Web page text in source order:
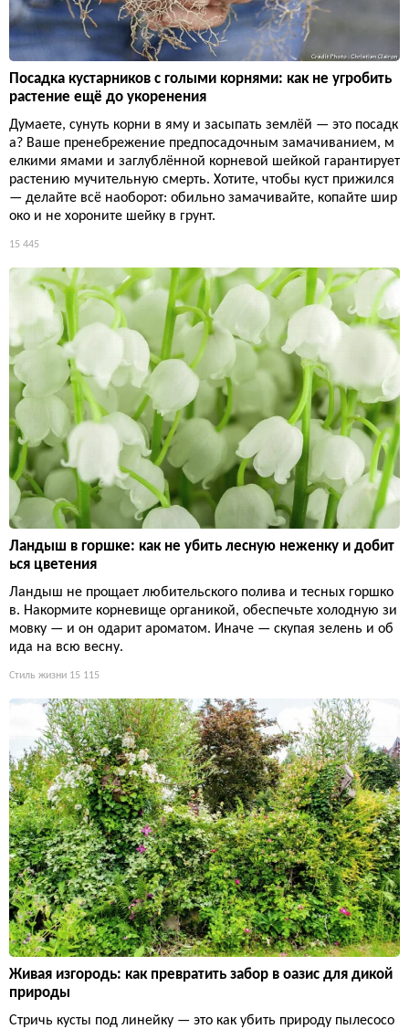
Посадка кустарников с голыми корнями: как не угробить
растение ещё до укоренения
Думаете, сунуть корни в яму и засыпать землёй — это посадк
а? Ваше пренебрежение предпосадочным замачиванием, м
елкими ямами и заглублённой корневой шейкой гарантирует
растению мучительную смерть. Хотите, чтобы куст прижился
— делайте всё наоборот: обильно замачивайте, копайте шир
око и не хороните шейку в грунт.
15 445
Ландыш в горшке: как не убить лесную неженку и добит
ься цветения
Ландыш не прощает любительского полива и тесных горшко
в. Накормите корневище органикой, обеспечьте холодную зи
мовку — и он одарит ароматом. Иначе — скупая зелень и об
ида на всю весну.
Стиль жизни 15 115
Живая изгородь: как превратить забор в оазис для дикой
природы
Стричь кусты под линейку — это как убить природу пылесосо